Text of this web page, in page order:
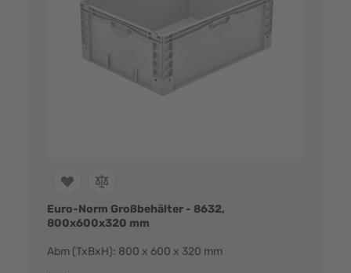
Euro-Norm Großbehälter - 8632,
800x600x320 mm
Abm (TxBxH): 800 x 600 x 320 mm